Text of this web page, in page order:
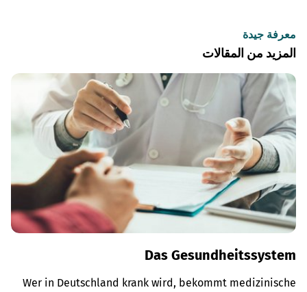
معرفة جيدة
المزيد من المقالات
Das Gesundheitssystem
Wer in Deutschland krank wird, bekommt medizinische